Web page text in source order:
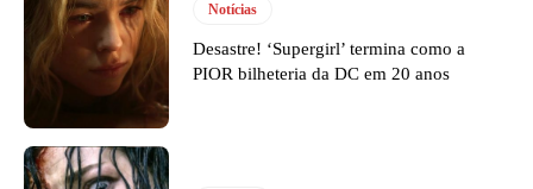
Notícias
Desastre! ‘Supergirl’ termina como a
PIOR bilheteria da DC em 20 anos